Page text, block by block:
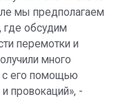
мы предполагаем
где обсудим
перемотки и
много
с его помощью
провокаций», -